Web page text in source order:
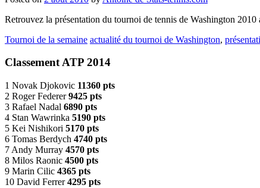
Retrouvez la présentation du tournoi de tennis de Washington 2010
Tournoi de la semaine actualité du tournoi de Washington,
Classement ATP 2014
1 Novak Djokovic 11360 pts
2 Roger Federer9425 pts
3 Rafael Nadal 6890 pts
4 Stan Wawrinka 5190 pts
5 Kei Nishikori 5170 pts
6 Tomas Berdych 4740 pts
7 Andy Murray 4570 pts
8 Milos Raonic 4500 pts
9 Marin Cilic 4365 pts
10 David Ferrer4295 pts